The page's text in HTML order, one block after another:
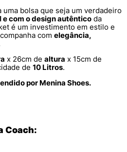
uma bolsa que seja um verdadeiro
com o design autêntico da
é um investimento em estilo e
com elegância,
x 26cm de altura x 15cm de
de 10 Litros.
por Menina Shoes.
Coach: